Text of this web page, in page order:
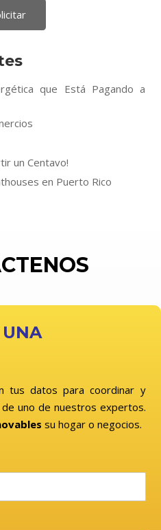
que Está Pagando a
un Centavo!
en Puerto Rico
UNA
tus datos para coordinar y
uno de nuestros expertos.
su hogar o negocios.